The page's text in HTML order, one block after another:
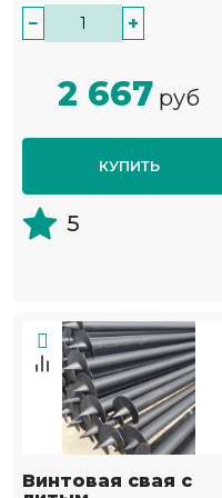
− +
2 667 руб
КУПИТЬ
5
Винтовая свая с